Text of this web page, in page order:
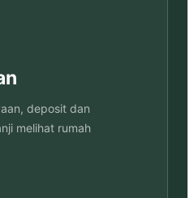
deposit dan
melihat rumah